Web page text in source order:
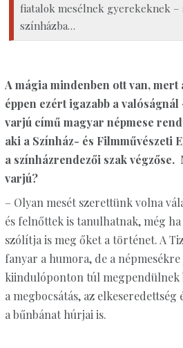
fiatalok mesélnek gyerekeknek –
színházba…
A mágia mindenben ott van, mert
éppen ezért igazabb a
varjú című magyar népmese
aki a Színház- és Filmművészeti
a színházrendezői szak
varjú?
– Olyan mesét szerettünk volna
és felnőttek is tanulhatnak, még
szólítja is meg őket a történet. A
fanyar a humora, de a
kiindulóponton túl megpendülnek
a megbocsátás, az elkeseredettség
a bűnbánat húrjai is.